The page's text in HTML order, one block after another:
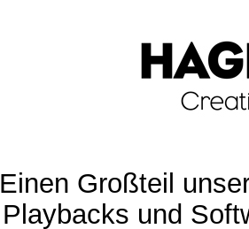
Einen Großteil
Playbacks und